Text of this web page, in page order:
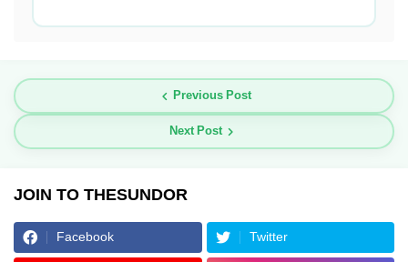
Previous Post
Next Post
JOIN TO THESUNDOR
Facebook
Twitter